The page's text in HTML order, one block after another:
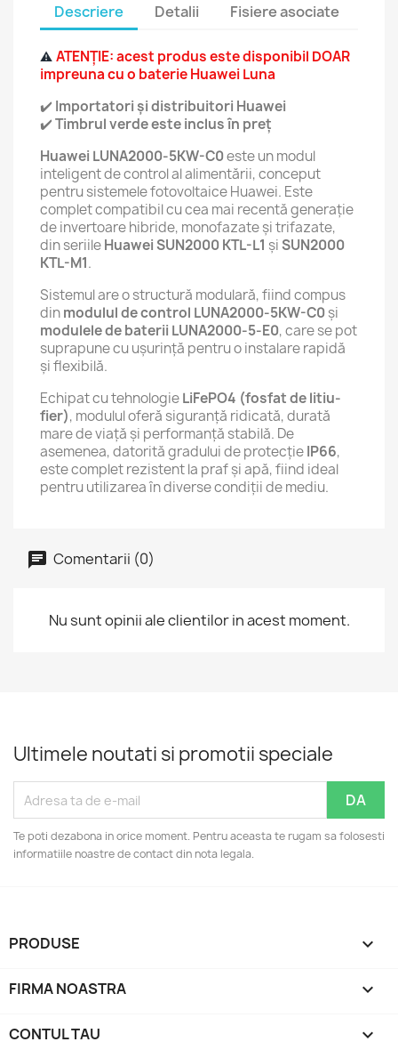
Descriere Detalii Fisiere asociate
⚠️ ATENȚIE: acest produs este disponibil DOAR
impreuna cu o baterie Huawei Luna
✔️ Importatori și distribuitori Huawei
✔️Timbrul verde este inclus în preț
Huawei LUNA2000-5KW-C0este un modul
inteligent de control al alimentării, conceput
pentru sistemele fotovoltaice Huawei. Este
complet compatibil cu cea mai recentă generație
de invertoare hibride, monofazate și trifazate,
din seriileHuawei SUN2000 KTL-L1 șiSUN2000
KTL-M1.
Sistemul are o structură modulară, fiind compus
dinmodulul de control LUNA2000-5KW-C0și
modulele de baterii LUNA2000-5-E0, care se pot
suprapune cu ușurință pentru o instalare rapidă
și flexibilă.
Echipat cu tehnologieLiFePO4 (fosfat de litiu-
fier), modulul oferă siguranță ridicată, durată
mare de viață și performanță stabilă. De
asemenea, datorită gradului de protecțieIP66,
este complet rezistent la praf și apă, fiind ideal
pentru utilizarea în diverse condiții de mediu.
Comentarii (0)
Nu sunt opinii ale clientilor in acest moment.
Ultimele noutati si promotii speciale
Te poti dezabona in orice moment. Pentru aceasta te rugam sa folosesti
informatiile noastre de contact din nota legala.
PRODUSE 
FIRMA NOASTRA 
CONTUL TAU 